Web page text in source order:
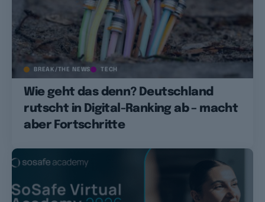
BREAK/THE NEWS TECH
Wie geht das denn? Deutschland
rutscht in Digital-Ranking ab – macht
aber Fortschritte